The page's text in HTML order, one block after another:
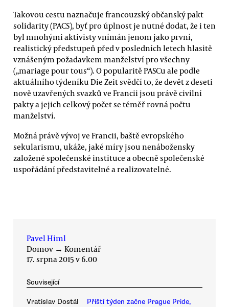
Takovou cestu naznačuje francouzský občanský pakt
solidarity (PACS), byť pro úplnost je nutné dodat, že i ten
byl mnohými aktivisty vnímán jenom jako první,
realistický předstupeň před v posledních letech hlasitě
vznášeným požadavkem manželství pro všechny
(„mariage pour tous“). O popularitě PASCu ale podle
aktuálního týdeníku Die Zeit svědčí to, že devět z deseti
nově uzavřených svazků ve Francii jsou právě civilní
pakty a jejich celkový počet se téměř rovná počtu
manželství.
Možná právě vývoj ve Francii, baště evropského
sekularismu, ukáže, jaké míry jsou nenábožensky
založené společenské instituce a obecně společenské
uspořádání představitelné a realizovatelné.
Pavel Himl
Domov → Komentář
17. srpna 2015 v 6.00
Související
Vratislav Dostál
Příští týden začne Prague Pride,